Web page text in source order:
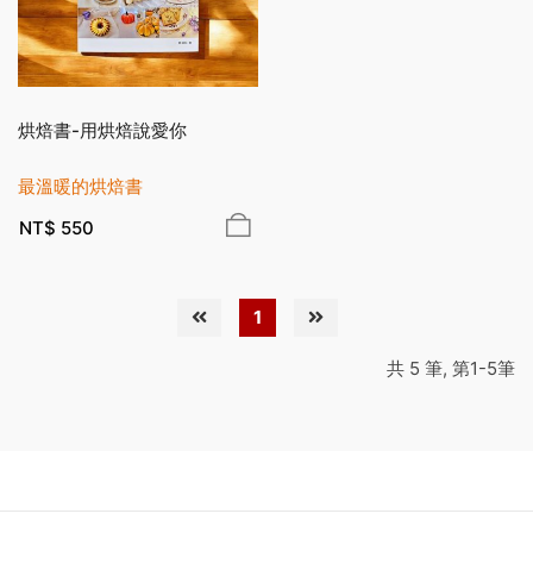
烘焙書-用烘焙說愛你
最溫暖的烘焙書
NT$ 550
1
共 5 筆, 第1-5筆